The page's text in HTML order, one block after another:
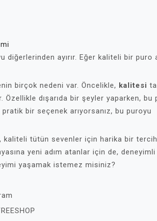
ayırır. Eğer kaliteli bir puro
birçok nedeni var. Öncelikle, kalitesi
dışarıda bir şeyler yaparken, bu
bir seçenek arıyorsanız, bu puroyu
tütün sevenler için harika bir
yeni adım atanlar için de,
yaşamak istemez misiniz?